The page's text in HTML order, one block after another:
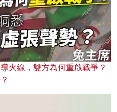
火線，雙方為何重啟戰爭？